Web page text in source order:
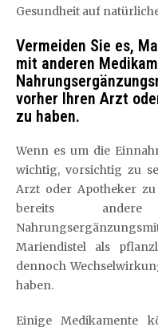
Gesundheit auf
Vermeiden Sie es,
mit anderen
vorher Ihren Arzt
zu haben.
Wenn es um die
wichtig, vorsichtig zu
Arzt oder Apotheker
bereits
Mariendistel als
dennoch
haben.
Einige Medikamente